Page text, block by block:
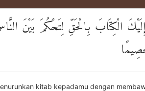
إِلَيْكَ الْكِتَابَ بِالْحَقِّ لِتَحْكُمَ بَيْنَ
kitab kepadamu dengan